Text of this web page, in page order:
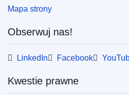
Mapa strony
Obserwuj nas!
LinkedIn Facebook
Kwestie prawne